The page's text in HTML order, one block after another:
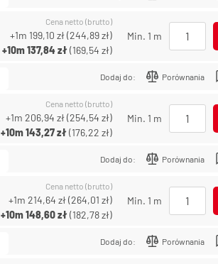
Cena netto (brutto)
+1m 199,10 zł(244,89 zł)
+10m137,84 zł(169,54 zł)
Min. 1 m
Dodaj do: Porównania
Cena netto (brutto)
+1m 206,94 zł(254,54 zł)
+10m143,27 zł(176,22 zł)
Min. 1 m
Dodaj do: Porównania
Cena netto (brutto)
+1m 214,64 zł(264,01 zł)
+10m148,60 zł(182,78 zł)
Min. 1 m
Dodaj do: Porównania